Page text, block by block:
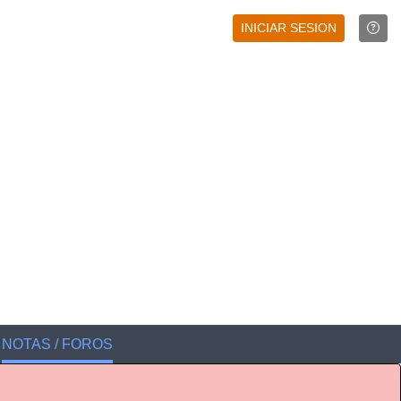
INICIAR SESION
NOTAS / FOROS